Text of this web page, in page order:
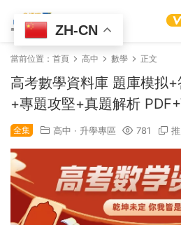
當前位置： 首頁 高中 數學 正文
高考數學資料庫 題庫模拟
+專題攻堅+真題解析
全集 高中 · 升學專區 781
ZH-CN